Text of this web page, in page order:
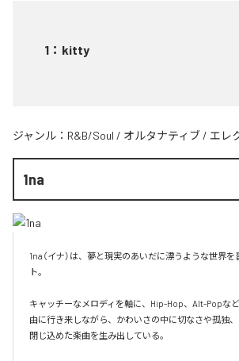
1 ： kitty
ジャンル： R&B/Soul / オルタナティブ / エレ
1na
1na（イナ）は、夢と現実のあいだに漂うような世界
ト。
キャッチーなメロディを軸に、Hip-Hop、Alt-Popな
由に行き来しながら、かわいさの中に切なさや孤独
閉じ込めた楽曲を生み出している。